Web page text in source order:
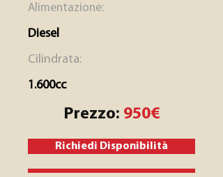
Alimentazione:
Diesel
Cilindrata:
1.600cc
Prezzo: 950€
Richiedi Disponibilità